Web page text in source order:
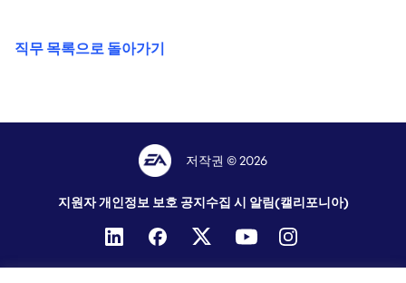
직무 목록으로 돌아가기
저작권 © 2026
지원자 개인정보 보호 공지수집 시 알림(캘리포니아)